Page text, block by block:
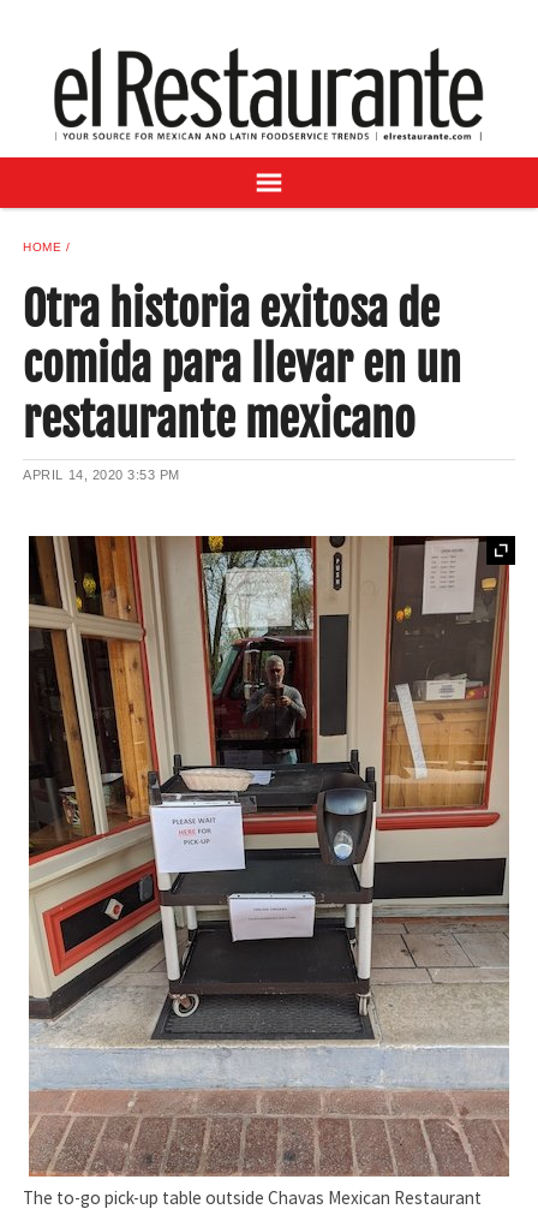
DIGITAL ISSUES
RECIPES
BUYER'S GUIDE
ADVERTISE
SAMPLE CENTER
MEXICAN WINE/LIQUOR
HOME
Otra historia exitosa de
comida para llevar en un
restaurante mexicano
APRIL 14, 2020 3:53 PM
The to-go pick-up table outside Chavas Mexican Restaurant